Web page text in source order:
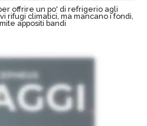
offrire un po' di refrigerio agli
rifugi climatici, ma mancano i fondi,
appositi bandi